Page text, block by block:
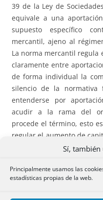
Sí, también
Principalmente usamos las
estadísticas propias de la web.
39 de la Ley de
equivale a una
supuesto específico
mercantil, ajeno al
La norma mercantil regula
claramente entre
de forma individual la
silencio de la
entenderse por
acudir a la rama del
procede el término, esto
regular el aumento de
entre ellas cabe
aportaciones no
regulada en el artº 155,